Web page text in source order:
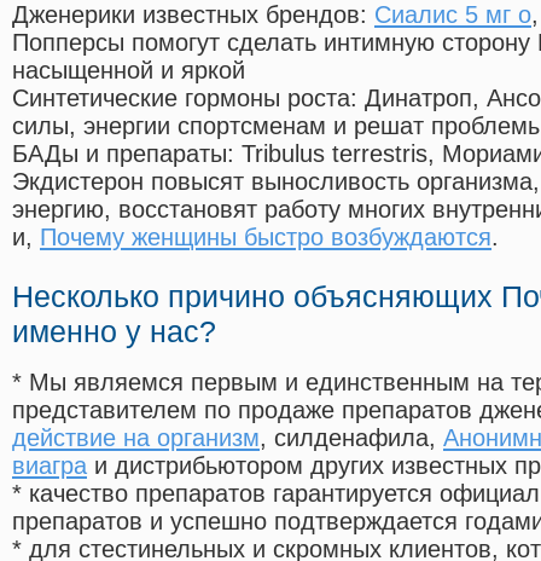
Дженерики известных брендов: Сиалис 5 мг о
Попперсы помогут сделать интимную
насыщенной и яркой
Синтетические гормоны роста: Динатроп,
силы, энергии спортсменам и решат
БАДы и препараты: Tribulus terrestris,
Экдистерон повысят выносливость
энергию, восстановят работу многих
и, Почему женщины быстро возбуждаются.
Несколько причино объясняющих
именно у нас?
* Мы являемся первым и единственным на
представителем по продаже препаратов
действие на организм, силденафила,
виагра и дистрибьютором других известных
* качество препаратов гарантируется
препаратов и успешно подтверждается
* для стестинельных и скромных клиентов,